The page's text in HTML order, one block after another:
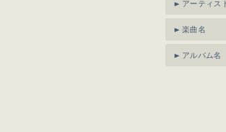
アーティス
楽曲名
アルバム名